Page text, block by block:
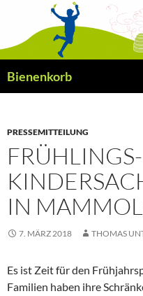
springen
Bienenkorb
PRESSEMITTEILUNG
FRÜHLINGS-
IN
7. MÄRZ 2018 THOMAS
Es ist Zeit für den
Familien haben ihre